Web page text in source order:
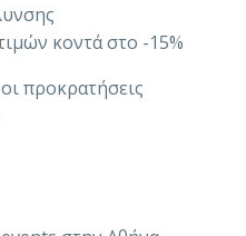
κοντά στο -15%
προκρατήσεις